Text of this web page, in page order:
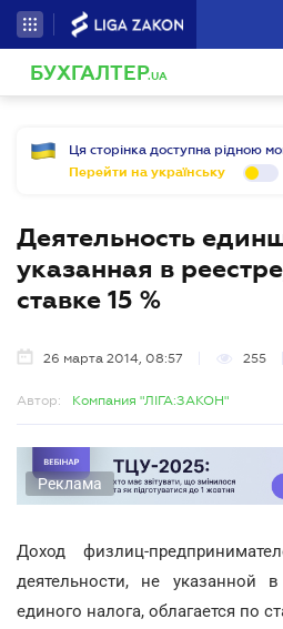
БУХГАЛТЕР.UA
Ця сторінка доступна рідною
Перейти на українську
Деятельность
указанная в
ставке 15 %
26 марта 2014, 08:57 255
Автор: Компания "ЛІГА:ЗАКОН"
Реклама
Доход физлиц-
деятельности, не указанной
единого налога, облагается по